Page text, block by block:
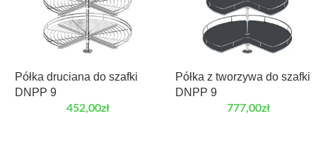
Półka druciana do szafki
DNPP 9
452,00zł
Półka z tworzywa do szafki
DNPP 9
777,00zł